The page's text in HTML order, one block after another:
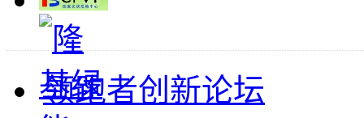
领跑者创新论坛